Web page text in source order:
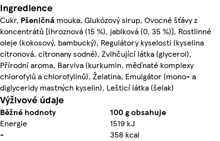
Ingredience
Cukr, Pšeničná mouka, Glukózový sirup, Ovocné šťávy z
koncentrátů [(hroznová (15 %), jablková (0, 35 %)], Rostlinné
oleje (kokosový, bambucký), Regulátory kyselosti (kyselina
citronová, citronany sodné), Zvlhčující látka (glycerol),
Přírodní aroma, Barviva (kurkumin, měďnaté komplexy
chlorofylů a chlorofylinů), Želatina, Emulgátor (mono- a
diglyceridy mastných kyselin), Lešticí látka (šelak)
Výživové údaje
Běžné hodnoty
100 g obsahuje
Energie
1519 kJ
-
358 kcal